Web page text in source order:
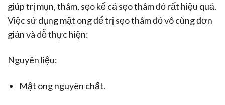
giúp trị mụn, thâm, sẹo kể cả sẹo thâm đỏ rất hiệu quả.
Việc sử dụng mật ong để trị sẹo thâm đỏ vô cùng đơn
giản và dễ thực hiện:
Nguyên liệu:
Mật ong nguyên chất.